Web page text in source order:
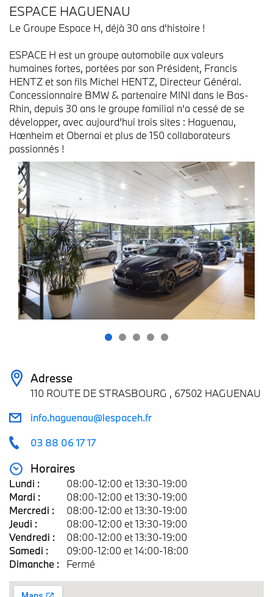
ESPACE HAGUENAU
Le Groupe Espace H, déjà 30 ans d'histoire !
ESPACE H est un groupe automobile aux valeurs
humaines fortes, portées par son Président, Francis
HENTZ et son fils Michel HENTZ, Directeur Général.
Concessionnaire BMW & partenaire MINI dans le Bas-
Rhin, depuis 30 ans le groupe familial n’a cessé de se
développer, avec aujourd’hui trois sites : Haguenau,
Hœnheim et Obernai et plus de 150 collaborateurs
passionnés !
Adresse
110 ROUTE DE STRASBOURG , 67502 HAGUENAU
info.haguenau@lespaceh.fr
03 88 06 17 17
Horaires
Lundi :
08:00-12:00 et 13:30-19:00
Mardi :
08:00-12:00 et 13:30-19:00
Mercredi :
08:00-12:00 et 13:30-19:00
Jeudi :
08:00-12:00 et 13:30-19:00
Vendredi :
08:00-12:00 et 13:30-19:00
Samedi :
09:00-12:00 et 14:00-18:00
Dimanche :
Fermé